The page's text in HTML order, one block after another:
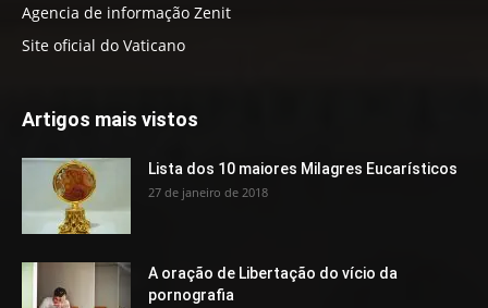
Agencia de informação Zenit
Site oficial do Vaticano
Artigos mais vistos
Lista dos 10 maiores Milagres Eucarísticos
27 de janeiro de 2018
A oração de Libertação do vício da
pornografia